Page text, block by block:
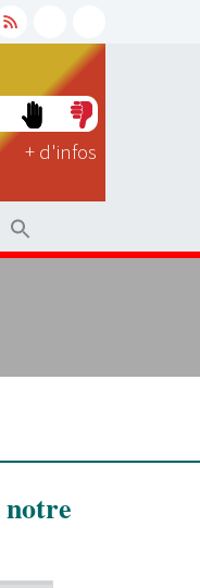
+ d'infos
notre